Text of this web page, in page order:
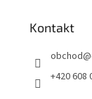
Kontakt
obchod@
+420 608